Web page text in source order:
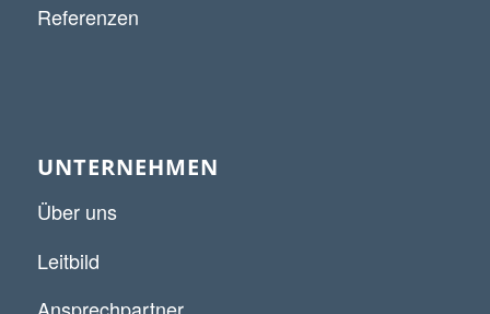
Referenzen
UNTERNEHMEN
Über uns
Leitbild